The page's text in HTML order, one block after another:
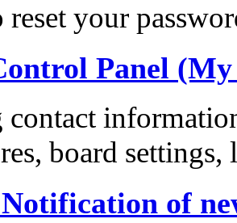
reset your
Panel
board settings,
of